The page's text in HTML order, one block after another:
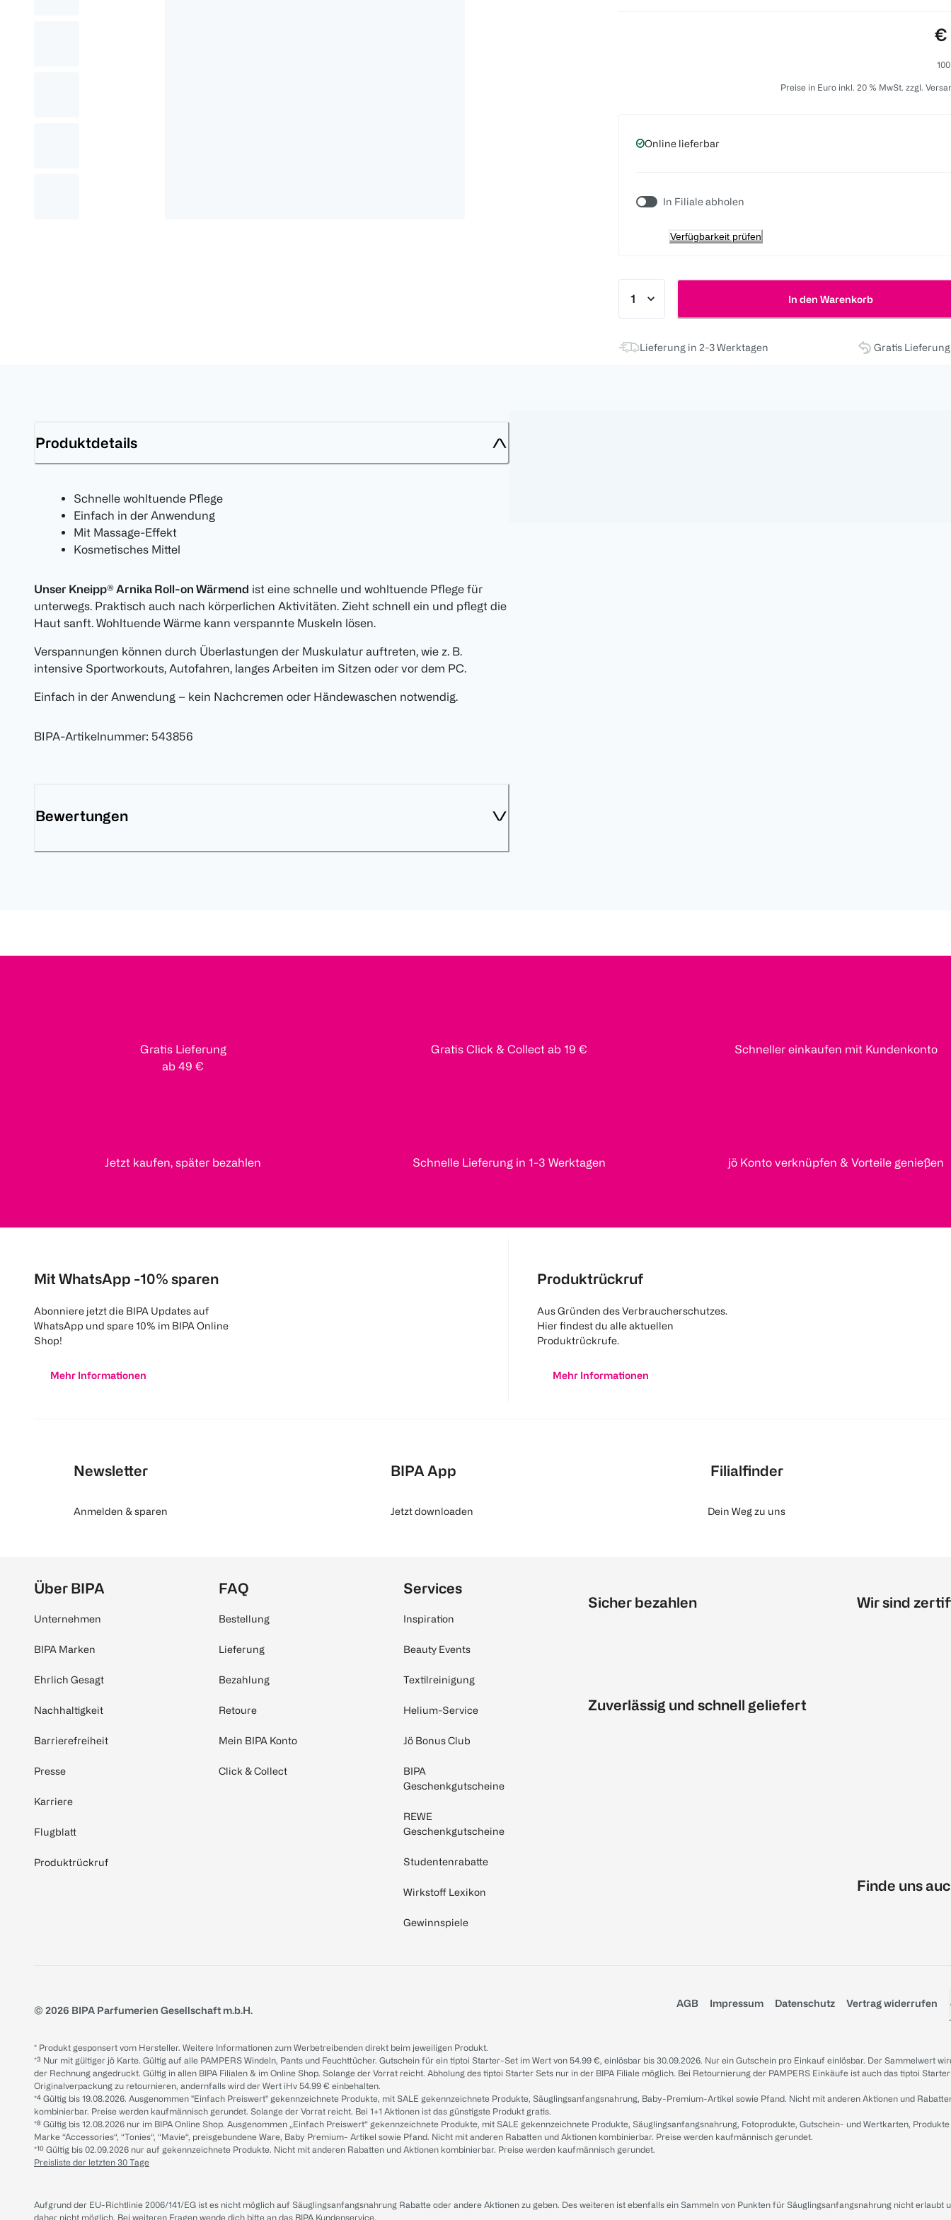
€
Preise in Euro inkl. 20 % MwSt. zzgl.
Online lieferbar
In Filiale abholen
Verfügbarkeit prüfen
In den Warenkorb
Lieferung in 2-3 Werktagen Gratis
Produktdetails
Schnelle wohltuende Pflege
Einfach in der Anwendung
Mit Massage-Effekt
Kosmetisches Mittel
Unser Kneipp® Arnika Roll-on Wärmend ist eine schnelle und wohltuende Pflege für
unterwegs. Praktisch auch nach körperlichen Aktivitäten. Zieht schnell ein und pflegt die
Haut sanft. Wohltuende Wärme kann verspannte Muskeln lösen.
Verspannungen können durch Überlastungen der Muskulatur auftreten, wie z. B.
intensive Sportworkouts, Autofahren, langes Arbeiten im Sitzen oder vor dem PC.
Einfach in der Anwendung – kein Nachcremen oder Händewaschen notwendig.
BIPA-Artikelnummer: 543856
Bewertungen
Gratis Lieferung
ab 49 €
Gratis Click & Collect ab 19 € Schneller einkaufen mit Kundenkonto
Jetzt kaufen, später bezahlen Schnelle Lieferung in 1-3 Werktagen jö Konto verknüpfen & Vorteile genießen
Mit WhatsApp -10% sparen
Abonniere jetzt die BIPA Updates auf
WhatsApp und spare 10% im BIPA Online
Shop!
Mehr Informationen
Produktrückruf
Aus Gründen des Verbraucherschutzes.
Hier findest du alle aktuellen
Produktrückrufe.
Mehr Informationen
Newsletter
Anmelden & sparen
BIPA App
Jetzt downloaden
Filialfinder
Dein Weg zu uns
Über BIPA
Unternehmen
BIPA Marken
Ehrlich Gesagt
Nachhaltigkeit
Barrierefreiheit
Presse
Karriere
Flugblatt
Produktrückruf
FAQ
Bestellung
Lieferung
Bezahlung
Retoure
Mein BIPA Konto
Click & Collect
Services
Inspiration
Beauty Events
Textilreinigung
Helium-Service
Jö Bonus Club
BIPA
Geschenkgutscheine
REWE
Geschenkgutscheine
Studentenrabatte
Wirkstoff Lexikon
Gewinnspiele
Sicher bezahlen
Zuverlässig und schnell geliefert
Wir sind
Finde uns
© 2026 BIPA Parfumerien Gesellschaft m.b.H.
AGB Impressum Datenschutz Vertrag widerrufen
* Produkt gesponsert vom Hersteller. Weitere Informationen zum Werbetreibenden direkt beim jeweiligen Produkt.
*³ Nur mit gültiger jö Karte. Gültig auf alle PAMPERS Windeln, Pants und Feuchttücher. Gutschein für ein tiptoi Starter-Set im Wert von 54.99 €, einlösbar bis 30.09.2026. Nur ein Gutschein pro Einkauf einlösbar. Der Sammelwert
der Rechnung angedruckt. Gültig in allen BIPA Filialen & im Online Shop. Solange der Vorrat reicht. Abholung des tiptoi Starter Sets nur in der BIPA Filiale möglich. Bei Retournierung der PAMPERS Einkäufe ist auch das tiptoi
Originalverpackung zu retournieren, andernfalls wird der Wert iHv 54.99 € einbehalten.
*⁴ Gültig bis 19.08.2026. Ausgenommen "Einfach Preiswert" gekennzeichnete Produkte, mit SALE gekennzeichnete Produkte, Säuglingsanfangsnahrung, Baby-Premium-Artikel sowie Pfand. Nicht mit anderen Aktionen und
kombinierbar. Preise werden kaufmännisch gerundet. Solange der Vorrat reicht. Bei 1+1 Aktionen ist das günstigste Produkt gratis.
*⁸ Gültig bis 12.08.2026 nur im BIPA Online Shop. Ausgenommen „Einfach Preiswert“ gekennzeichnete Produkte, mit SALE gekennzeichnete Produkte, Säuglingsanfangsnahrung, Fotoprodukte, Gutschein- und Wertkarten,
Marke “Accessories“, “Tonies“, “Mavie“, preisgebundene Ware, Baby Premium- Artikel sowie Pfand. Nicht mit anderen Rabatten und Aktionen kombinierbar. Preise werden kaufmännisch gerundet.
*¹⁰ Gültig bis 02.09.2026 nur auf gekennzeichnete Produkte. Nicht mit anderen Rabatten und Aktionen kombinierbar. Preise werden kaufmännisch gerundet.
Preisliste der letzten 30 Tage
Aufgrund der EU-Richtlinie 2006/141/EG ist es nicht möglich auf Säuglingsanfangsnahrung Rabatte oder andere Aktionen zu geben. Des weiteren ist ebenfalls ein Sammeln von Punkten für Säuglingsanfangsnahrung nicht erlaubt
daher nicht möglich. Bei weiteren Fragen wende dich bitte an das BIPA Kundenservice.